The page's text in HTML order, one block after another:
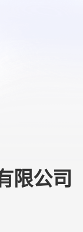
限公司